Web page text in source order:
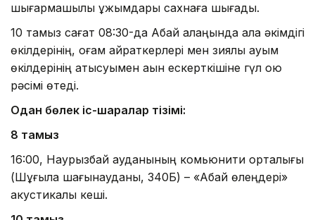
шығармашылық ұжымдары сахнаға шығады.
10 тамыз сағат 08:30-да Абай алаңында қала әкімдігі
өкілдерінің, қоғам қайраткерлері мен зиялы қауым
өкілдерінің қатысуымен ақын ескерткішіне гүл қою
рәсімі өтеді.
Одан бөлек іс-шаралар тізімі:
8 тамыз
16:00, Наурызбай ауданының комьюнити орталығы
(Шұғыла шағынауданы, 340Б) – «Абай өлеңдері»
акустикалық кеші.